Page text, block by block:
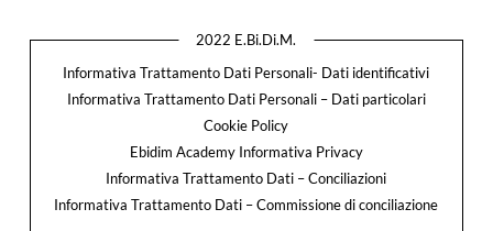
2022 E.Bi.Di.M.
Informativa Trattamento Dati Personali- Dati identificativi
Informativa Trattamento Dati Personali – Dati particolari
Cookie Policy
Ebidim Academy Informativa Privacy
Informativa Trattamento Dati – Conciliazioni
Informativa Trattamento Dati – Commissione di conciliazione